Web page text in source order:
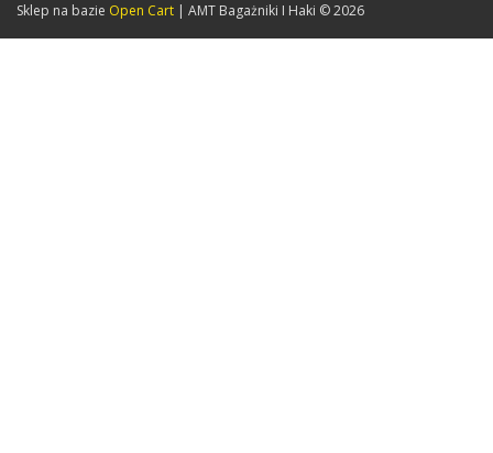
Sklep na bazie Open Cart | AMT Bagażniki I Haki © 2026